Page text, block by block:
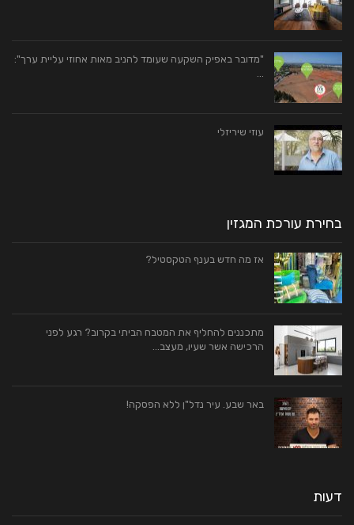
"מדובר באפיק השקעה שעומד להניב מאות אחוזי עליית ערך":
…
עוזי שיריזלי
בחירת עורכת המגזין
אז מה חדש בענף הטקסטיל?
מתכננים להחליף את המטבח הביתי בקרוב? רגע לפני
הרכישה אשר שעיו, מעצב…
באר שבע. עיר נדל"ן ללא הפסקה!
דעות